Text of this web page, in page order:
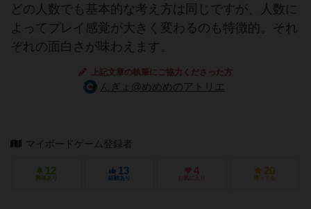
どの人数でも基本的な考え方は同じですが、人数に
よってプレイ感覚が大きく変わるのも特徴的。それ
ぞれの面白さが味わえます。
上記文章の執筆にご協力くださった方
んぎょ@めめめのアトリエ
マイボードゲーム登録者
12
興味あり
13
経験あり
4
お気に入り
20
持ってる